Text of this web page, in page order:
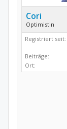
Cori
Optimistin
Registriert seit:
Beiträge:
Ort: